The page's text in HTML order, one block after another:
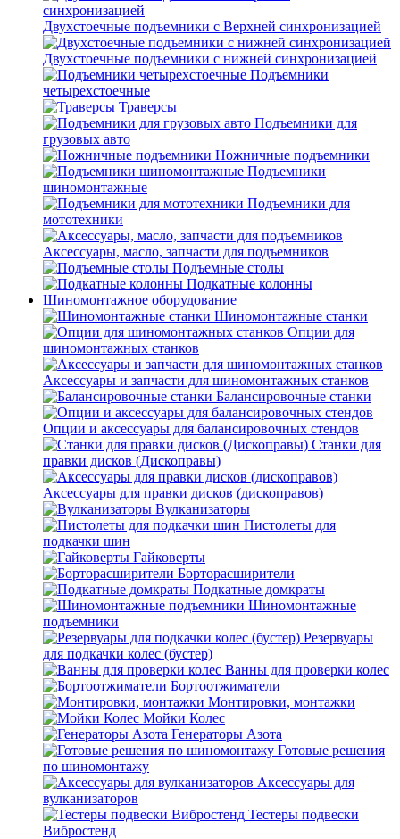
Двухстоечные подъемники с Верхней синхронизацией
Двухстоечные подъемники с нижней синхронизацией
Подъемники
четырехстоечные
Траверсы
Подъемники для
грузовых авто
Ножничные подъемники
Подъемники
шиномонтажные
Подъемники для
мототехники
Аксессуары, масло, запчасти для подъемников
Подъемные столы
Подкатные колонны
Шиномонтажное оборудование
Шиномонтажные станки
Опции для
шиномонтажных станков
Аксессуары и запчасти для шиномонтажных станков
Балансировочные станки
Опции и аксессуары для балансировочных стендов
Станки для
правки дисков (Дископравы)
Аксессуары для правки дисков (дископравов)
Вулканизаторы
Пистолеты для
подкачки шин
Гайковерты
Борторасширители
Подкатные домкраты
Шиномонтажные
подъемники
Резервуары
для подкачки колес (бустер)
Ванны для проверки колес
Бортоотжиматели
Монтировки, монтажки
Мойки Колес
Генераторы Азота
Готовые решения
по шиномонтажу
Аксессуары для
вулканизаторов
Тестеры подвески
Вибростенд